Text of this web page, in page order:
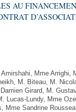
AU
Mme Arrighi,
M. Biteau, M.
Girard, M.
Lucas-Lundy, Mme
Mme Sandrine